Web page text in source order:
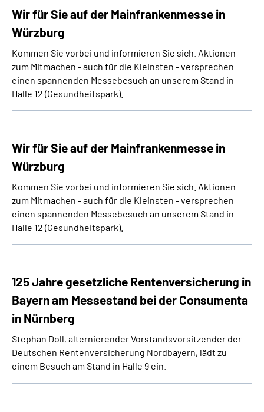
Wir für Sie auf der Mainfrankenmesse in
Würzburg
Kommen Sie vorbei und informieren Sie sich. Aktionen
zum Mitmachen - auch für die Kleinsten - versprechen
einen spannenden Messebesuch an unserem Stand in
Halle 12 (Gesundheitspark).
Wir für Sie auf der Mainfrankenmesse in
Würzburg
Kommen Sie vorbei und informieren Sie sich. Aktionen
zum Mitmachen - auch für die Kleinsten - versprechen
einen spannenden Messebesuch an unserem Stand in
Halle 12 (Gesundheitspark).
125 Jahre gesetzliche Rentenversicherung in
Bayern am Messestand bei der Consumenta
in Nürnberg
Stephan Doll, alternierender Vorstandsvorsitzender der
Deutschen Rentenversicherung Nordbayern, lädt zu
einem Besuch am Stand in Halle 9 ein.